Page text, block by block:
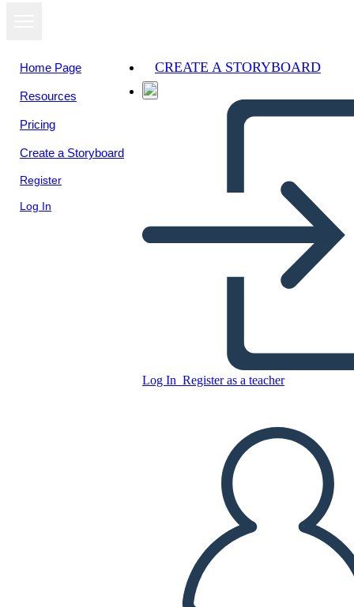
Home Page
Resources
Pricing
Create a Storyboard
Register
Log In
CREATE A STORYBOARD
Log In Register as a teacher
Antica Grecia GRAPES
Grafico
Copy this Storyboard
CREATE A STORYBOARD
PLAY SLIDESHOW
READ TO ME